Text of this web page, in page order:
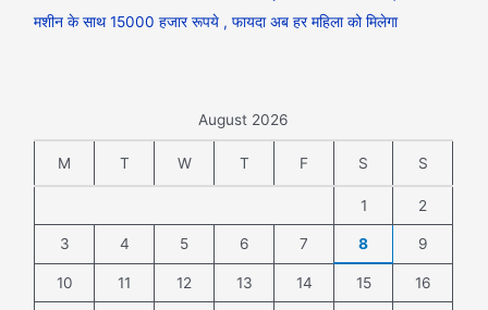
मशीन के साथ 15000 हजार रूपये , फायदा अब हर महिला को मिलेगा
August 2026
M T W T F S S
1 2
3 4 5 6 7 8 9
10 11 12 13 14 15 16